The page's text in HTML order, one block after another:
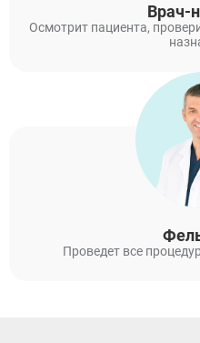
Врач-
Осмотрит пациента,
Проведет все